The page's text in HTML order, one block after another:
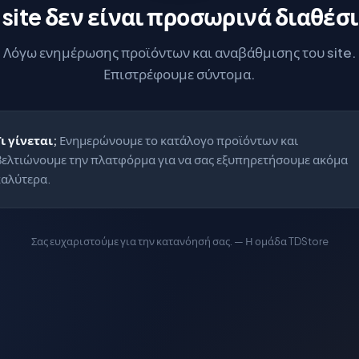
δεν είναι προσωρινά
Λόγω ενημέρωσης προϊόντων και αναβάθμισης του site.
Επιστρέφουμε σύντομα.
γίνεται; Ενημερώνουμε το κατάλογο προϊόντων και
την πλατφόρμα για να σας εξυπηρετήσουμε ακόμα
Σας ευχαριστούμε για την κατανόησή σας. — Η ομάδα TDStore